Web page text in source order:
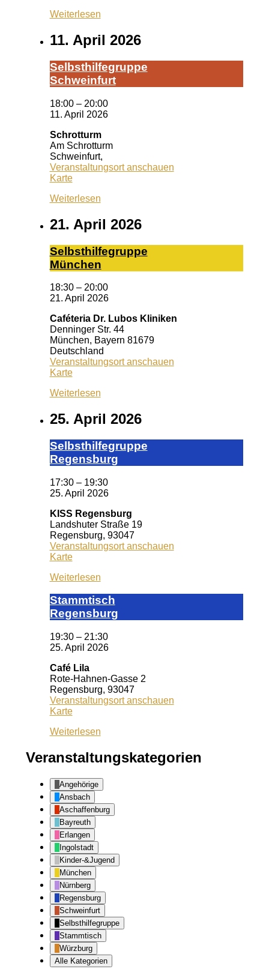
Weiterlesen
11. April 2026
Selbst­hil­fe­grup­pe
Schwein­furt
18:00 – 20:00
11. April 2026
Schrotturm
Am Schrotturm
Schweinfurt,
Veranstaltungsort anschauen
KarteSchrotturm
Weiterlesen
21. April 2026
Selbst­hil­fe­grup­pe
Mün­chen
18:30 – 20:00
21. April 2026
Caféteria Dr. Lubos Kliniken
Denninger Str. 44
München, Bayern 81679
Deutschland
Veranstaltungsort anschauen
KarteCaféteria
Lubos
Weiterlesen
25. April 2026
Selbst­hil­fe­grup­pe
Re­gens­burg
17:30 – 19:30
25. April 2026
KISS Regensburg
Landshuter Straße 19
Regensburg, 93047
Veranstaltungsort anschauen
KarteKISS
Weiterlesen
Stamm­tisch
Reg­ens­burg
19:30 – 21:30
25. April 2026
Café Lila
Rote-Hahnen-Gasse 2
Regensburg, 93047
Veranstaltungsort anschauen
KarteCafé
Weiterlesen
Veranstaltungskategorien
Angehörige
Ansbach
Aschaffenburg
Bayreuth
Erlangen
Ingolstadt
Kinder-&Jugend
München
Nürnberg
Regensburg
Schweinfurt
Selbsthilfegruppe
Stammtisch
Würzburg
Alle Kategorien